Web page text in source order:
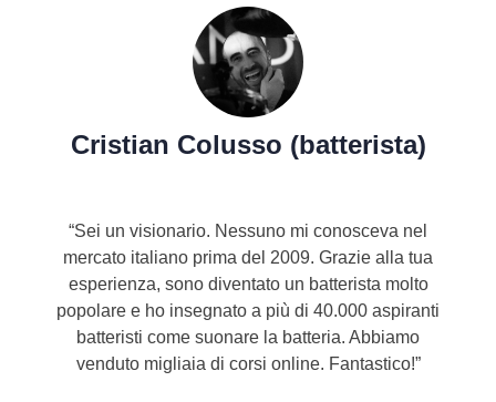
Cristian Colusso (batterista)
“Sei un visionario. Nessuno mi conosceva nel
mercato italiano prima del 2009. Grazie alla tua
esperienza, sono diventato un batterista molto
popolare e ho insegnato a più di 40.000 aspiranti
batteristi come suonare la batteria. Abbiamo
venduto migliaia di corsi online. Fantastico!”